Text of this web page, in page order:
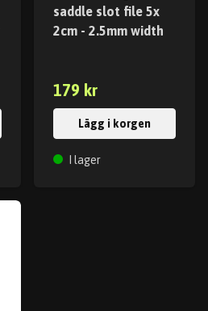
saddle slot file 5x
2cm - 2.5mm width
179 kr
Lägg i korgen
I lager